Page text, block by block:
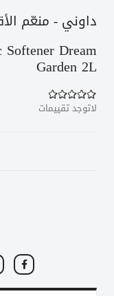
داوني - منعّم
Dream
Garden 2L
لاتوجد تقييمات